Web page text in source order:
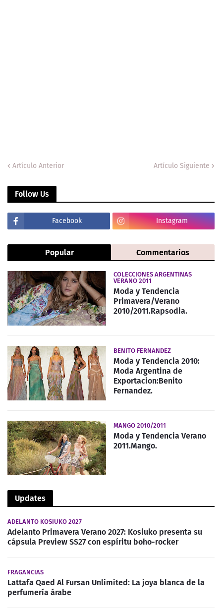
Artículo Anterior Artículo Siguiente
Follow Us
Facebook Instagram
Popular Commentarios
COLECCIONES ARGENTINAS
VERANO 2011
Moda y Tendencia
Primavera/Verano
2010/2011.Rapsodia.
BENITO FERNANDEZ
Moda y Tendencia 2010:
Moda Argentina de
Exportacion:Benito
Fernandez.
MANGO 2010/2011
Moda y Tendencia Verano
2011.Mango.
Updates
ADELANTO KOSIUKO 2027
Adelanto Primavera Verano 2027: Kosiuko presenta su
cápsula Preview SS27 con espíritu boho-rocker
FRAGANCIAS
Lattafa Qaed Al Fursan Unlimited: La joya blanca de la
perfumería árabe